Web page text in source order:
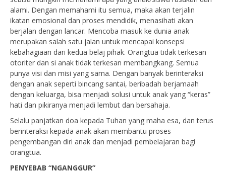
alami. Dengan memahami itu semua, maka akan terjalin
ikatan emosional dan proses mendidik, menasihati akan
berjalan dengan lancar. Mencoba masuk ke dunia anak
merupakan salah satu jalan untuk mencapai konsepsi
kebahagiaan dari kedua belaj pihak. Orangtua tidak terkesan
otoriter dan si anak tidak terkesan membangkang. Semua
punya visi dan misi yang sama. Dengan banyak berinteraksi
dengan anak seperti bincang santai, beribadah berjamaah
dengan keluarga, bisa menjadi solusi untuk anak yang “keras”
hati dan pikiranya menjadi lembut dan bersahaja.
Selalu panjatkan doa kepada Tuhan yang maha esa, dan terus
berinteraksi kepada anak akan membantu proses
pengembangan diri anak dan menjadi pembelajaran bagi
orangtua.
PENYEBAB “NGANGGUR”